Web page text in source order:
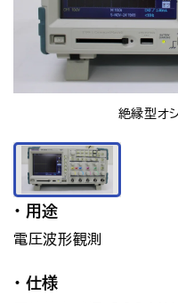
プレスリリース
絶縁型オ
用途
電圧波形観測
仕様